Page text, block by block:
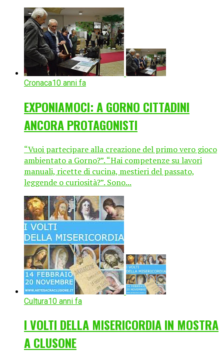
Cronaca10 anni fa
EXPONIAMOCI: A GORNO CITTADINI
ANCORA PROTAGONISTI
“Vuoi partecipare alla creazione del primo vero gioco
ambientato a Gorno?”. “Hai competenze su lavori
manuali, ricette di cucina, mestieri del passato,
leggende o curiosità?”. Sono...
Cultura10 anni fa
I VOLTI DELLA MISERICORDIA IN MOSTRA
A CLUSONE